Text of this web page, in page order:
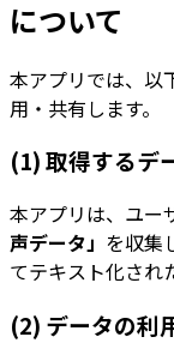
について
本アプリでは、以
用・共有します。
(1) 取得するデ
本アプリは、ユー
声データ」 を収集
てテキスト化され
(2) データの利